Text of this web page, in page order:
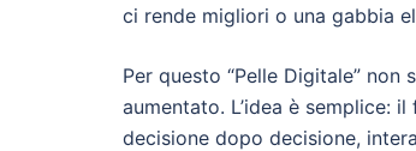
ci rende migliori o una gabbia
Per questo “Pelle Digitale”
aumentato. L’idea è semplice:
decisione dopo decisione,